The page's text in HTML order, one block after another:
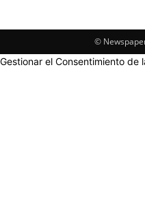
©
Gestionar el Consentimiento de